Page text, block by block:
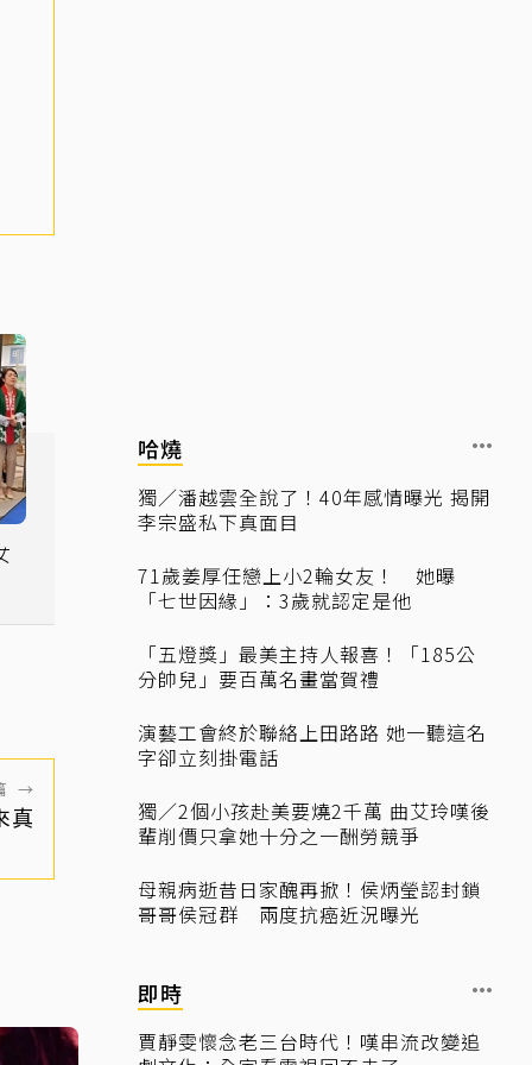
→
真
哈燒
獨／潘越雲全說了！40年感情曝光 揭開
李宗盛私下真面目
71歲姜厚任戀上小2輪女友！ 她曝
「七世因緣」：3歲就認定是他
「五燈獎」最美主持人報喜！「185公
分帥兒」要百萬名畫當賀禮
演藝工會終於聯絡上田路路 她一聽這名
字卻立刻掛電話
獨／2個小孩赴美要燒2千萬 曲艾玲嘆後
輩削價只拿她十分之一酬勞競爭
母親病逝昔日家醜再掀！侯炳瑩認封鎖
哥哥侯冠群 兩度抗癌近況曝光
即時
賈靜雯懷念老三台時代！嘆串流改變追